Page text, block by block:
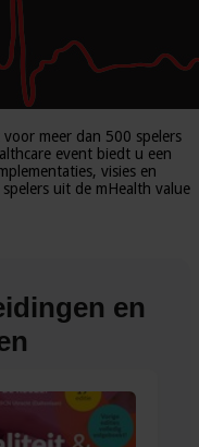
meer dan 500 spelers
event biedt u een
visies en
uit de mHealth value
en